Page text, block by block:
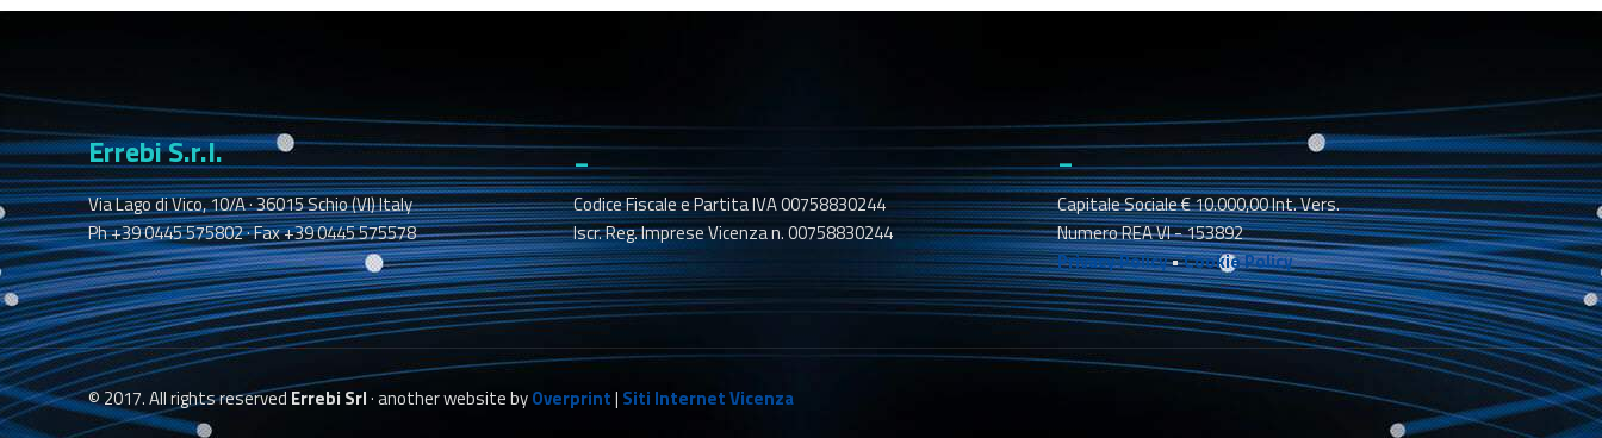
Errebi S.r.l.
Via Lago di Vico, 10/A · 36015 Schio (VI) Italy
Ph +39 0445 575802 · Fax +39 0445 575578
_
Codice Fiscale e Partita IVA 00758830244
Iscr. Reg. Imprese Vicenza n. 00758830244
_
Capitale Sociale € 10.000,00 Int. Vers.
Numero REA VI - 153892
Privacy Policy•Cookie Policy
© 2017. All rights reservedErrebi Srl· another website byOverprint| Siti Internet Vicenza